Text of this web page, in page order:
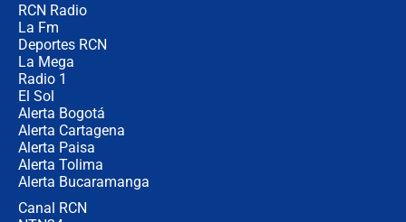
RCN Radio
La Fm
Deportes RCN
La Mega
Radio 1
El Sol
Alerta Bogotá
Alerta Cartagena
Alerta Paisa
Alerta Tolima
Alerta Bucaramanga
Canal RCN